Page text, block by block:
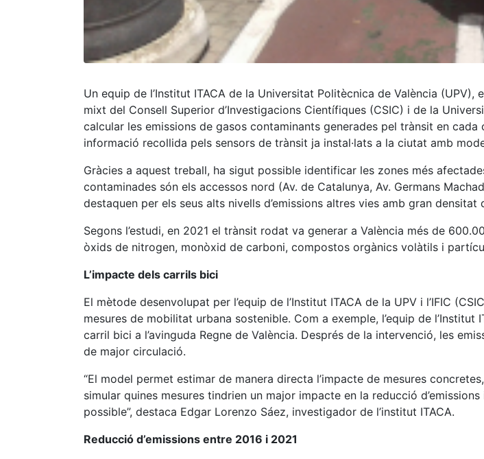
Un equip de l’Institut ITACA de la Universitat Politècnica de València
mixt del Consell Superior d’Investigacions Científiques (CSIC) i de la
calcular les emissions de gasos contaminants generades pel trànsit en
informació recollida pels sensors de trànsit ja instal·lats a la ciutat amb
Gràcies a aquest treball, ha sigut possible identificar les zones més
contaminades són els accessos nord (Av. de Catalunya, Av. Germans
destaquen per els seus alts nivells d’emissions altres vies amb gran
Segons l’estudi, en 2021 el trànsit rodat va generar a València més de
òxids de nitrogen, monòxid de carboni, compostos orgànics volàtils i
L’impacte dels carrils bici
El mètode desenvolupat per l’equip de l’Institut ITACA de la UPV i l’IFIC
mesures de mobilitat urbana sostenible. Com a exemple, l’equip de
carril bici a l’avinguda Regne de València. Després de la intervenció, les
de major circulació.
“El model permet estimar de manera directa l’impacte de mesures
simular quines mesures tindrien un major impacte en la reducció
possible”, destaca Edgar Lorenzo Sáez, investigador de l’institut ITACA.
Reducció d’emissions entre 2016 i 2021